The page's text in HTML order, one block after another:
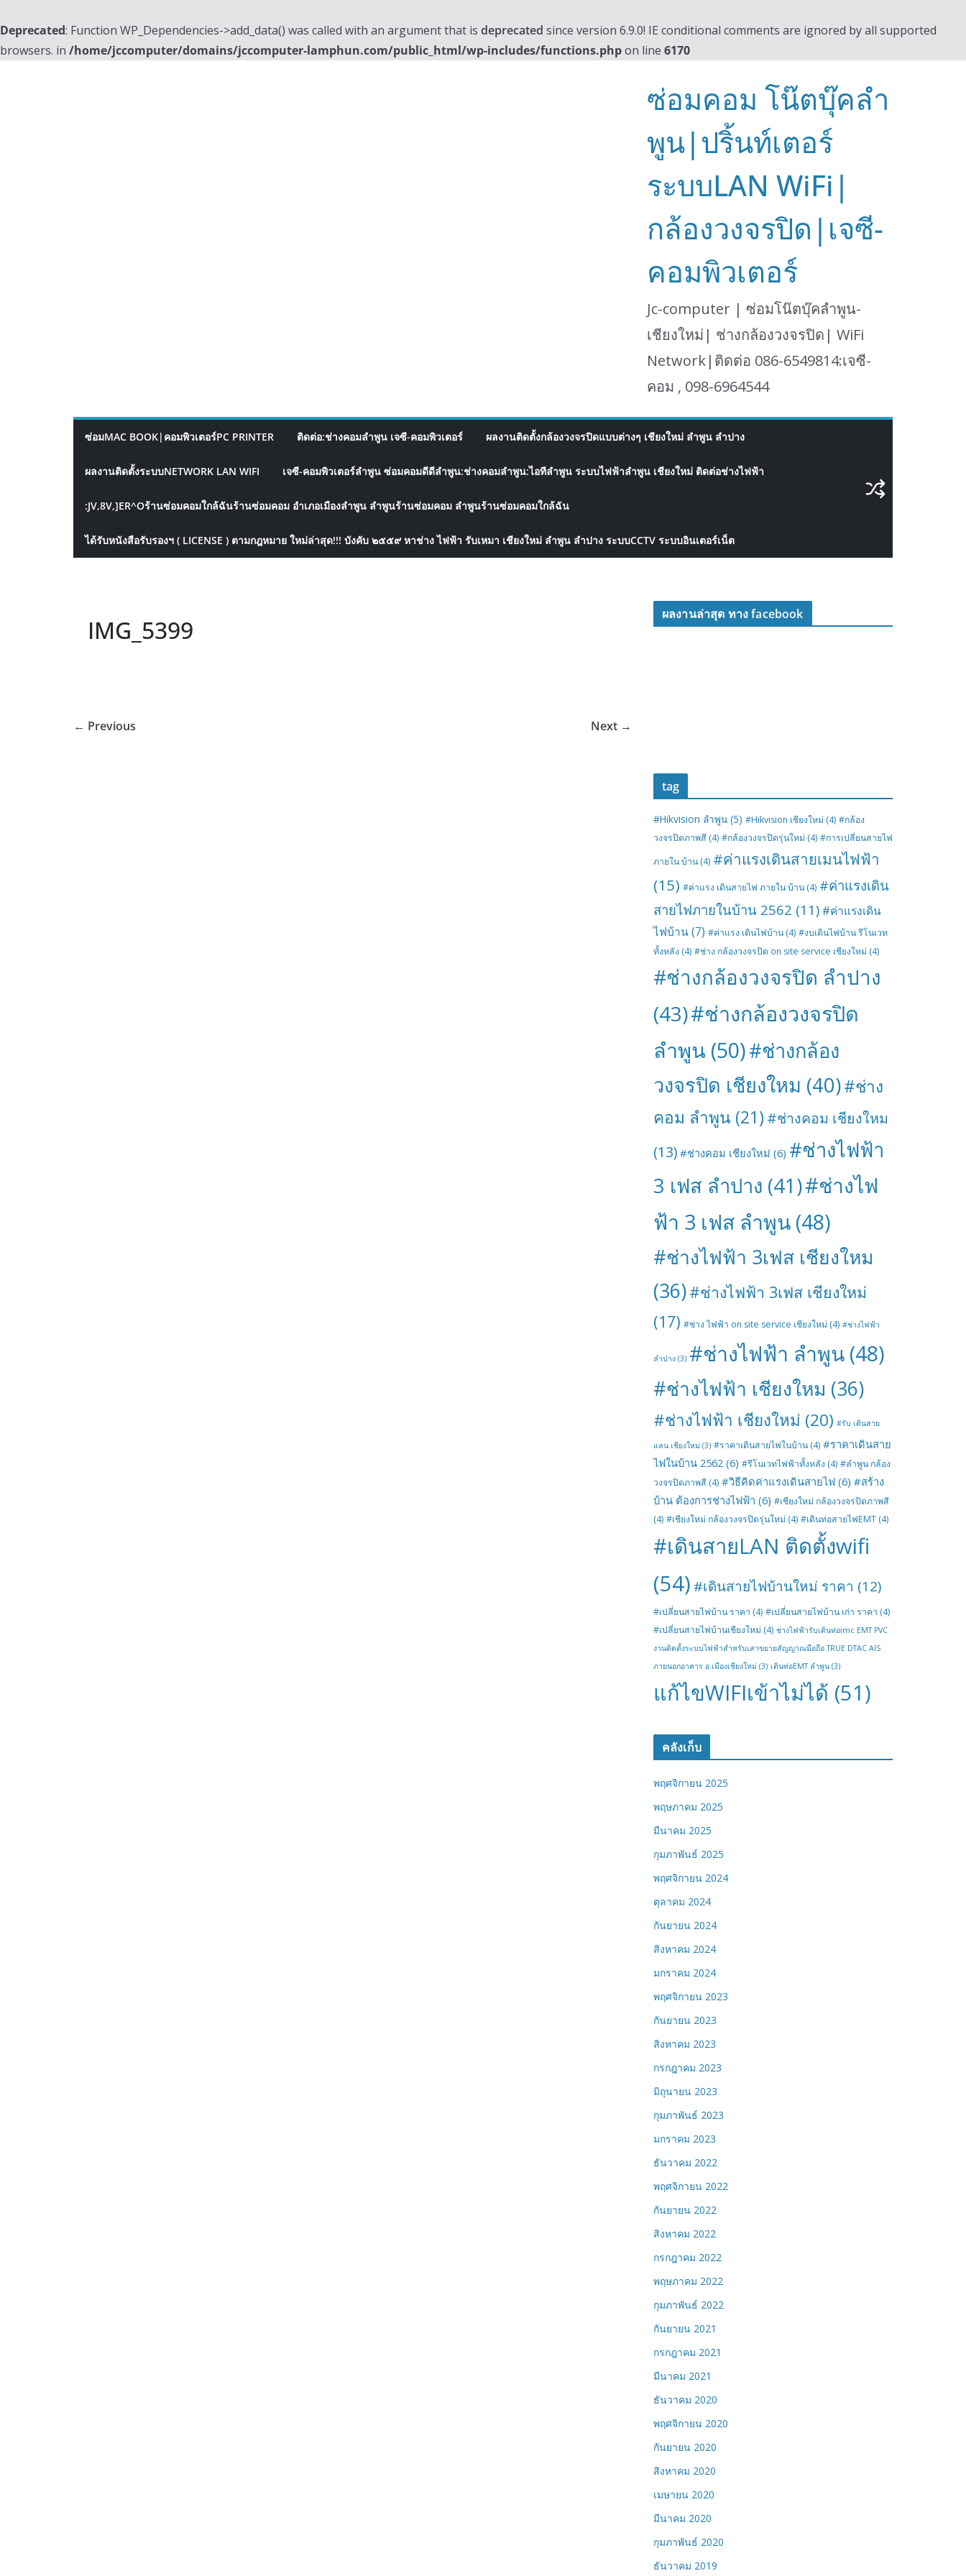
Deprecated: Function WP_Dependencies->add_data() was called with an argument that is deprecated since version 6.9.0! IE conditional comments are ignored by all supported
browsers. in /home/jccomputer/domains/jccomputer-lamphun.com/public_html/wp-includes/functions.phpon line 6170
ซ่อมคอม โน๊ตบุ๊คลำ
พูน|ปริ้นท์เตอร์
ระบบLAN WiFi|
กล้องวงจรปิด|เจซี-
คอมพิวเตอร์
Jc-computer | ซ่อมโน๊ตบุ๊คลำพูน-
เชียงใหม่| ช่างกล้องวงจรปิด| WiFi
Network|ติดต่อ 086-6549814:เจซี-
คอม , 098-6964544
ซ่อมMAC BOOK|คอมพิวเตอร์PC PRINTER ติดต่อ:ช่างคอมลำพูน เจซี-คอมพิวเตอร์ ผลงานติดตั้งกล้องวงจรปิดแบบต่างๆ เชียงใหม่ ลำพูน ลำปาง
ผลงานติดตั้งระบบNETWORK LAN WIFI เจซี-คอมพิวเตอร์ลำพูน ซ่อมคอมดีดีลำพูน:ช่างคอมลำพูน:ไอทีลำพูน ระบบไฟฟ้าลำพูน เชียงใหม่ ติดต่อช่างไฟฟ้า
:JV,8V,]ER^Oร้านซ่อมคอมใกล้ฉันร้านซ่อมคอม อำเภอเมืองลำพูน ลำพูนร้านซ่อมคอม ลำพูนร้านซ่อมคอมใกล้ฉัน
ได้รับหนังสือรับรองฯ ( LICENSE ) ตามกฎหมาย ใหม่ล่าสุด!!! บังคับ ๒๕๕๙ หาช่าง ไฟฟ้า รับเหมา เชียงใหม่ ลำพูน ลำปาง ระบบCCTV ระบบอินเตอร์เน็ต
IMG_5399
← Previous Next →
ผลงานล่าสุด ทาง facebook
tag
#Hikvision ลำพูน (5) #Hikvision เชียงใหม่ (4) #กล้อง
วงจรปิดภาพสี (4) #กล้องวงจรปิดรุ่นใหม่ (4) #การเปลี่ยนสายไฟ
ภายใน บ้าน (4) #ค่าแรงเดินสายเมนไฟฟ้า
(15) #ค่าแรง เดินสายไฟ ภายใน บ้าน (4) #ค่าแรงเดิน
สายไฟภายในบ้าน 2562 (11) #ค่าแรงเดิน
ไฟบ้าน(7) #ค่าแรง เดินไฟบ้าน (4) #งบเดินไฟบ้าน รีโนเวท
ทั้งหลัง (4) #ช่าง กล้องวงจรปิด on site service เชียงใหม่ (4)
#ช่างกล้องวงจรปิด ลำปาง
(43)#ช่างกล้องวงจรปิด
ลำพูน (50)#ช่างกล้อง
วงจรปิด เชียงใหม (40)#ช่าง
คอม ลำพูน (21) #ช่างคอม เชียงใหม
(13) #ช่างคอม เชียงใหม่ (6) #ช่างไฟฟ้า
3 เฟส ลำปาง (41)#ช่างไฟ
ฟ้า 3 เฟส ลำพูน (48)
#ช่างไฟฟ้า 3เฟส เชียงใหม
(36)#ช่างไฟฟ้า 3เฟส เชียงใหม่
(17) #ช่าง ไฟฟ้า on site service เชียงใหม่ (4) #ช่างไฟฟ้า
ลำปาง (3) #ช่างไฟฟ้า ลำพูน (48)
#ช่างไฟฟ้า เชียงใหม (36)
#ช่างไฟฟ้า เชียงใหม่ (20) #รับ เดินสาย
แลน เชียงใหม่ (3) #ราคาเดินสายไฟในบ้าน (4) #ราคาเดินสาย
ไฟในบ้าน 2562 (6) #รีโนเวทไฟฟ้าทั้งหลัง (4) #ลำพูน กล้อง
วงจรปิดภาพสี (4) #วิธีคิดค่าแรงเดินสายไฟ (6) #สร้าง
บ้าน ต้องการช่างไฟฟ้า (6) #เชียงใหม่ กล้องวงจรปิดภาพสี
(4) #เชียงใหม่ กล้องวงจรปิดรุ่นใหม่ (4) #เดินท่อสายไฟEMT (4)
#เดินสายLAN ติดตั้งwifi
(54) #เดินสายไฟบ้านใหม่ ราคา (12)
#เปลี่ยนสายไฟบ้าน ราคา (4) #เปลี่ยนสายไฟบ้าน เก่า ราคา (4)
#เปลี่ยนสายไฟบ้านเชียงใหม่ (4) ช่างไฟฟ้ารับเดินท่อimc EMT PVC
งานติดตั้งระบบไฟฟ้าสำหรับเสาขยายสัญญาณมือถือ TRUE DTAC AIS
ภายนอกอาคาร อ.เมืองเชียงใหม่ (3) เดินท่อEMT ลำพูน (3)
แก้ไขWIFIเข้าไม่ได้ (51)
คลังเก็บ
พฤศจิกายน 2025
พฤษภาคม 2025
มีนาคม 2025
กุมภาพันธ์ 2025
พฤศจิกายน 2024
ตุลาคม 2024
กันยายน 2024
สิงหาคม 2024
มกราคม 2024
พฤศจิกายน 2023
กันยายน 2023
สิงหาคม 2023
กรกฎาคม 2023
มิถุนายน 2023
กุมภาพันธ์ 2023
มกราคม 2023
ธันวาคม 2022
พฤศจิกายน 2022
กันยายน 2022
สิงหาคม 2022
กรกฎาคม 2022
พฤษภาคม 2022
กุมภาพันธ์ 2022
กันยายน 2021
กรกฎาคม 2021
มีนาคม 2021
ธันวาคม 2020
พฤศจิกายน 2020
กันยายน 2020
สิงหาคม 2020
เมษายน 2020
มีนาคม 2020
กุมภาพันธ์ 2020
ธันวาคม 2019